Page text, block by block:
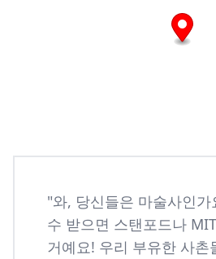
"와, 당신들은 마술사인가
수 받으면 스탠포드나
거예요! 우리 부유한 사촌